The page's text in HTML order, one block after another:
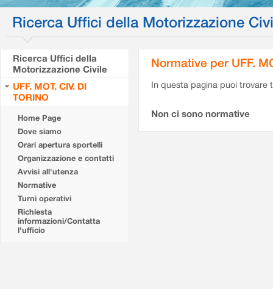
Ricerca Uffici della Motorizzazione
Ricerca Uffici della
Motorizzazione Civile
UFF. MOT. CIV. DI
TORINO
Home Page
Dove siamo
Orari apertura sportelli
Organizzazione e contatti
Avvisi all'utenza
Normative
Turni operativi
Richiesta
informazioni/Contatta
l'ufficio
Normative per UFF.
In questa pagina puoi
Non ci sono normative